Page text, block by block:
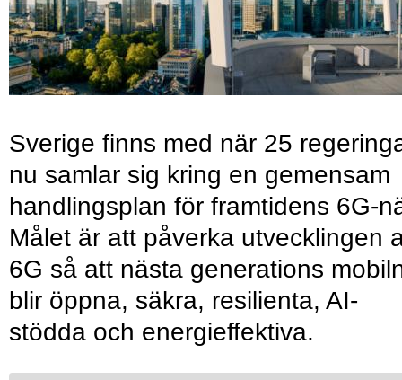
Sverige finns med när 25
nu samlar sig kring en gemensam
handlingsplan för framtidens 6G-
Målet är att påverka utvecklingen
6G så att nästa generations
blir öppna, säkra, resilienta, AI-
stödda och energieffektiva.